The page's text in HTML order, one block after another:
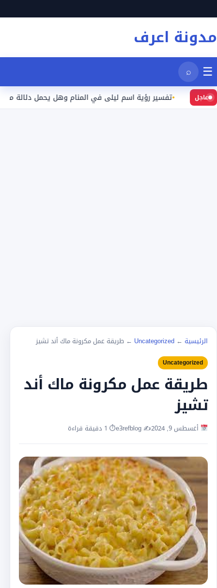
إلى
المحتوى
مدونة اعرف
☰
⌕
عاجل تفسير رؤية اسم ليلى في المنام وهل يحمل دلالة محددة؟
الرئيسية ←
Uncategorized
← طريقة عمل مكرونة ماك أند تشيز
Uncategorized
طريقة عمل مكرونة ماك أند
تشيز
أغسطس 9, 2024 ✍️ e3refblog ⏱ 1 دقيقة قراءة